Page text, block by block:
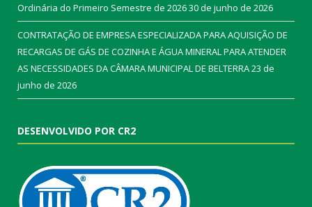
Ordinária do Primeiro Semestre de 202630 de junho de 2026
CONTRATAÇÃO DE EMPRESA ESPECIALIZADA PARA AQUISIÇÃO DE
RECARGAS DE GÁS DE COZINHA E ÁGUA MINERAL PARA ATENDER
AS NECESSIDADES DA CÂMARA MUNICIPAL DE BELTERRA23 de
junho de 2026
DESENVOLVIDO POR CR2